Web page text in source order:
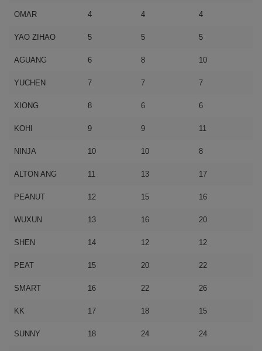
OMAR 4 4 4
YAO ZIHAO 5 5 5
AGUANG 6 8 10
YUCHEN 7 7 7
XIONG 8 6 6
KOHI 9 9 11
NINJA 10 10 8
ALTON ANG 11 13 17
PEANUT 12 15 16
WUXUN 13 16 20
SHEN 14 12 12
PEAT 15 20 22
SMART 16 22 26
KK 17 18 15
SUNNY 18 24 24